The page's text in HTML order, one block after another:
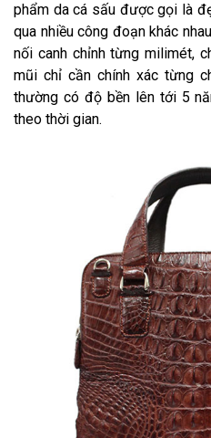
phẩm da cá sấu được gọi là
qua nhiều công đoạn khác
nối canh chỉnh từng milimét,
mũi chỉ cần chính xác từng
thường có độ bền lên tới 5
theo thời gian.